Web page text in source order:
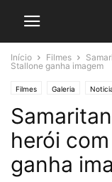
Início Filmes
Stallone ganha imagem
Filmes Galeria
herói
ganha